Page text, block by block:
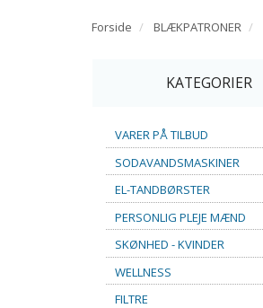
Forside BLÆKPATRONER
KATEGORIER
VARER PÅ TILBUD
SODAVANDSMASKINER
EL-TANDBØRSTER
PERSONLIG PLEJE MÆND
SKØNHED - KVINDER
WELLNESS
FILTRE